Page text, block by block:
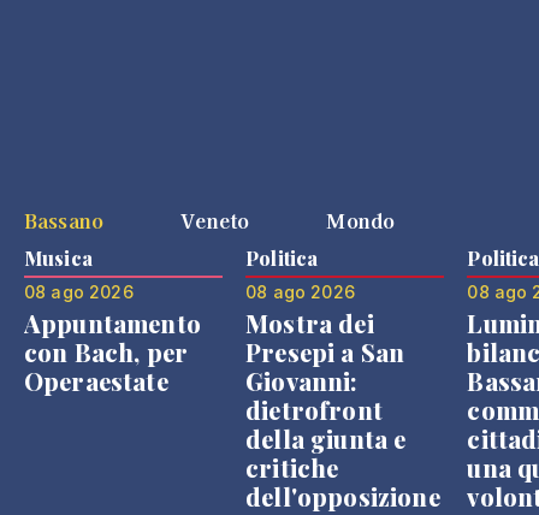
Bassano Veneto Mondo
Musica
08 ago 2026
Appuntamento
con Bach, per
Operaestate
Politica
08 ago 2026
Mostra dei
Presepi a San
Giovanni:
dietrofront
della giunta e
critiche
dell'opposizione
Politica
08 ago
una